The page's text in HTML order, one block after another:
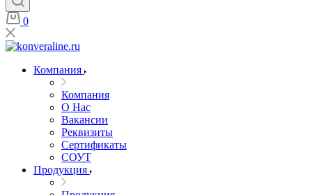
0
Компания
Компания
О Нас
Вакансии
Реквизиты
Сертификаты
СОУТ
Продукция